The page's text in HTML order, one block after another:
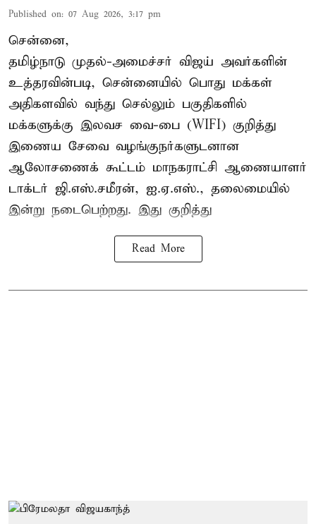
Published on: 07 Aug 2026, 3:17 pm
சென்னை,
தமிழ்நாடு முதல்-அமைச்சர் விஜய் அவர்களின்
உத்தரவின்படி, சென்னையில் பொது மக்கள்
அதிகளவில் வந்து செல்லும் பகுதிகளில்
மக்களுக்கு இலவச வை-பை (WIFI) குறித்து
இணைய சேவை வழங்குநர்களுடனான
ஆலோசணைக் கூட்டம் மாநகராட்சி ஆணையாளர்
டாக்டர் ஜி.எஸ்.சமீரன், ஐ.ஏ.எஸ்., தலைமையில்
இன்று நடைபெற்றது. இது குறித்து
Read More